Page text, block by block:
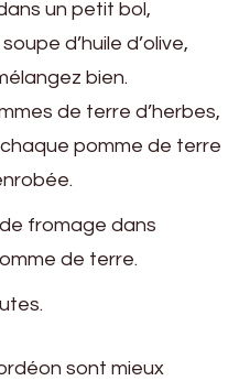
un petit bol,
d’huile d’olive,
bien.
de terre d’herbes,
pomme de terre
fromage dans
de terre.
sont mieux